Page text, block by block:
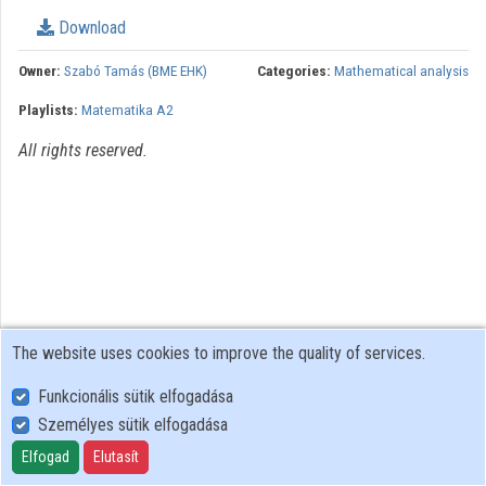
Organization playlists
Organizations
Contributors
Download
Owner: Szabó Tamás (BME EHK) Categories: Mathematical analysis
Playlists: Matematika A2
All rights reserved.
User Policy
Adatkezelési tájékoztató (en)
Cookie Policy
The website uses cookies to improve the quality of services.
Funkcionális sütik elfogadása
Személyes sütik elfogadása
Elfogad Elutasít